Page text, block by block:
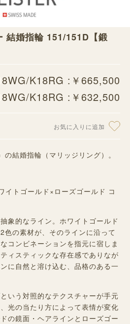
結婚指輪 151/151D【鍛
K18RG :￥665,500
K18RG :￥632,500
お気に入りに追加
結婚指輪（マリッジリング）。
トゴールド×ローズゴールド コ
象的なライン。ホワイトゴールド
色の素材が、そのラインに沿って
コンビネーションを指元に宿しま
ィスティックな存在感でありなが
に自然と溶け込む、品格のある一
いう対照的なテクスチャーが手元
光の当たり方によって表情が変化
の鏡面・ヘアラインとローズゴー